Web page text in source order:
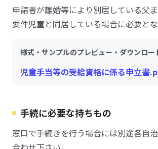
申請者が離婚等により別居している父
要件児童と同居している場合に必要とな
様式・サンプルのプレビュー・ダウンロー
児童手当等の受給資格に係る申立書
手続に必要な持ちもの
窓口で手続きを行う場合には別途各自